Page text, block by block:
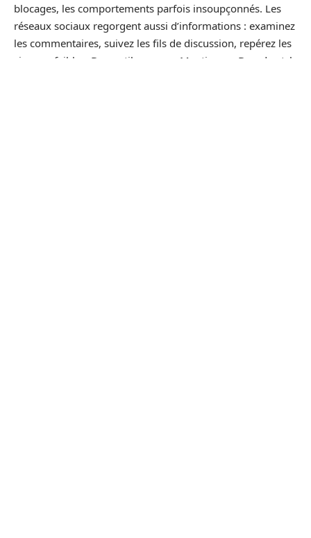
blocages, les comportements parfois insoupçonnés. Les
réseaux sociaux regorgent aussi d’informations : examinez
les commentaires, suivez les fils de discussion, repérez les
signaux faibles. Des outils comme Mention ou Brandwatch